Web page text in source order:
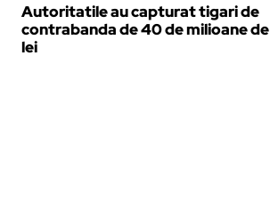
Autoritatile au capturat tigari de
contrabanda de 40 de milioane de
lei